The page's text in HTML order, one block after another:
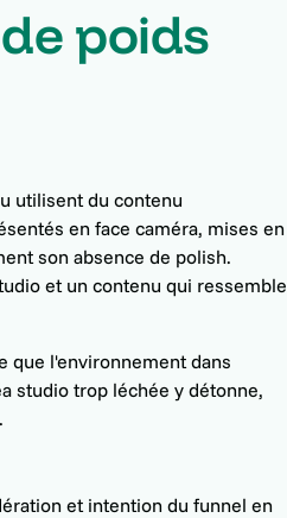
poids
utilisent du contenu
en face caméra, mises en
son absence de polish.
et un contenu qui ressemble
que l'environnement dans
studio trop léchée y détonne,
et intention du funnel en